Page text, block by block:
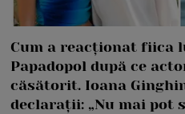
Cum a reacționat fiica
Papadopol după ce
căsătorit. Ioana
declarații: „Nu mai pot